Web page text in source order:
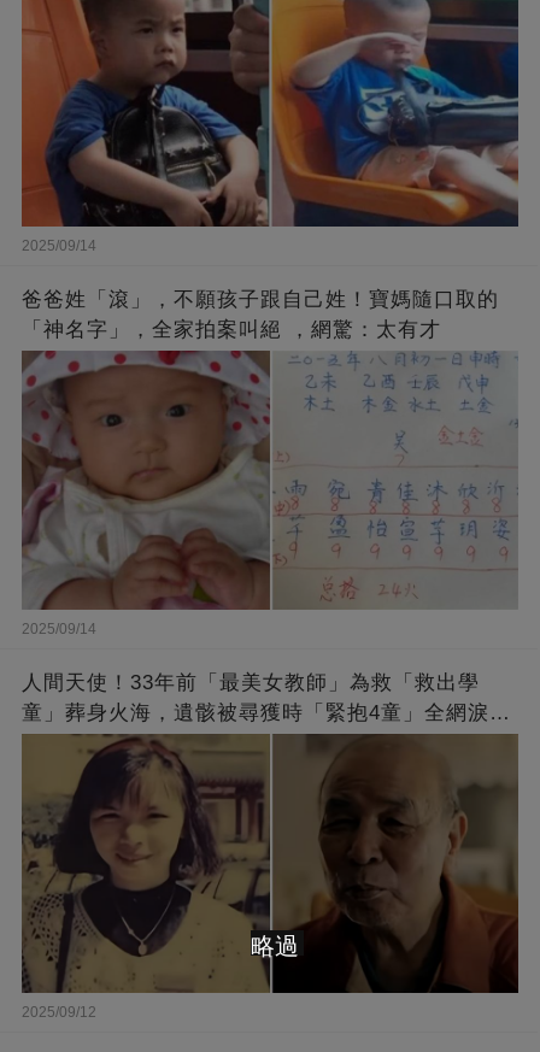
2025/09/14
爸爸姓「滾」，不願孩子跟自己姓！寶媽隨口取的
「神名字」，全家拍案叫絕 ，網驚：太有才
2025/09/14
人間天使！33年前「最美女教師」為救「救出學
童」葬身火海，遺骸被尋獲時「緊抱4童」全網淚
崩：真正的英雄不該被遺忘
2025/09/12
略過